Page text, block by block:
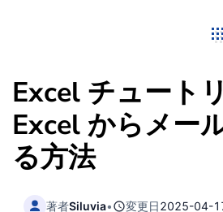
Excel チュート
Excel からメー
る方法
著者Siluvia• 変更日2025-04-